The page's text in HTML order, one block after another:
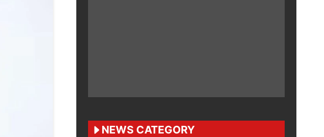
NEWS CATEGORY